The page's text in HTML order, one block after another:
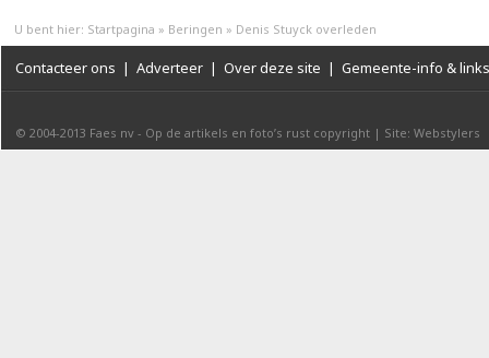
U bent hier: Startpagina » Beringen » Denis Stuyck overleden
Contacteer ons | Adverteer | Over deze site | Gemeente-info & links
© 2004-2013 Faes nv - Op de artikels en foto’s rust copyright | Site: Webstylers